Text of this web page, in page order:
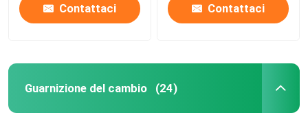
Contattaci Contattaci
Guarnizione del cambio (24)